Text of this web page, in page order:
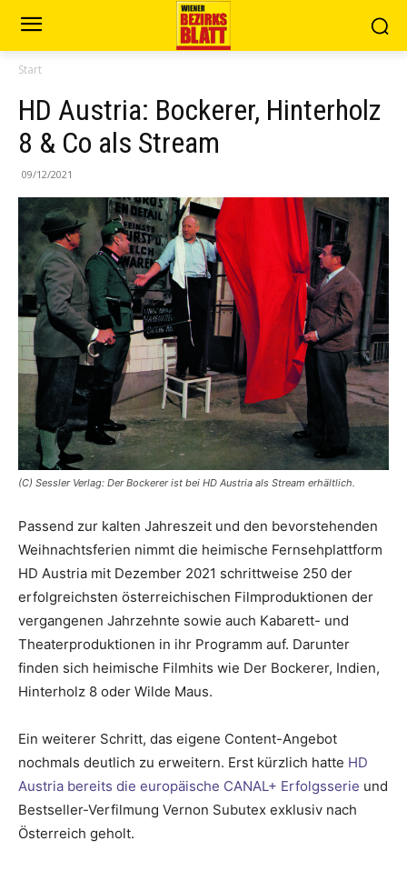
Start
HD Austria: Bockerer, Hinterholz
8 & Co als Stream
09/12/2021
(C) Sessler Verlag: Der Bockerer ist bei HD Austria als Stream erhältlich.
Passend zur kalten Jahreszeit und den bevorstehenden
Weihnachtsferien nimmt die heimische Fernsehplattform
HD Austria mit Dezember 2021 schrittweise 250 der
erfolgreichsten österreichischen Filmproduktionen der
vergangenen Jahrzehnte sowie auch Kabarett- und
Theaterproduktionen in ihr Programm auf. Darunter
finden sich heimische Filmhits wie Der Bockerer, Indien,
Hinterholz 8 oder Wilde Maus.
Ein weiterer Schritt, das eigene Content-Angebot
nochmals deutlich zu erweitern. Erst kürzlich hatte HD
Austria bereits die europäische CANAL+ Erfolgsserie und
Bestseller-Verfilmung Vernon Subutex exklusiv nach
Österreich geholt.